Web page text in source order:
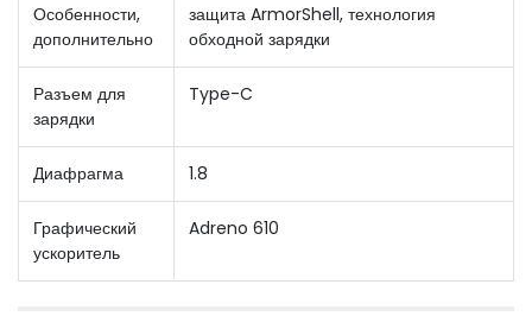
Особенности,
дополнительно
защита ArmorShell, технология
обходной зарядки
Разъем для
зарядки
Type-C
Диафрагма 1.8
Графический
ускоритель
Adreno 610